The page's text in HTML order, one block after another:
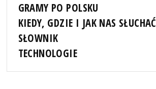
GRAMY PO POLSKU
KIEDY, GDZIE I JAK NAS SŁUCHAĆ
SŁOWNIK
TECHNOLOGIE